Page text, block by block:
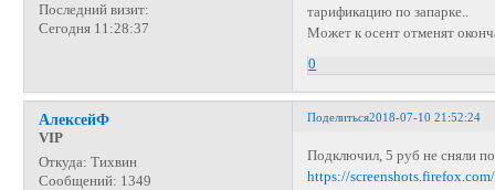
Последний визит:
Сегодня 11:28:37
тарификацию по запарке..
Может к осент отменят
0
Поделиться2018-07-10 21:52:24
АлексейФ
VIP
Откуда: Тихвин
Сообщений: 1349
Подключил, 5 руб не сняли
https://